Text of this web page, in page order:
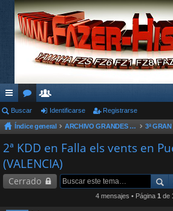
nl
ac
es
rá
pi
or
os
su
ari
os
Buscar Identificarse Registrarse
Índice general ARCHIVO GRANDES KDD´s Y OTROS EVENTOS
2ª KDD en Falla els vents en
(VALENCIA)
Cerrado
4 mensajes • Página 1 de